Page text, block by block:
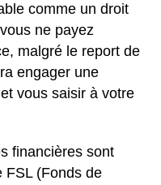
comme un droit
ne payez
malgré le report de
engager une
vous saisir à votre
financières sont
FSL (Fonds de